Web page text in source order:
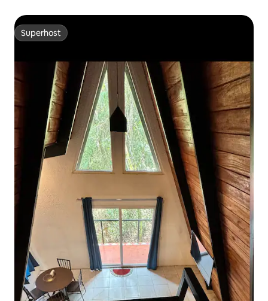
Superhost
Superhost